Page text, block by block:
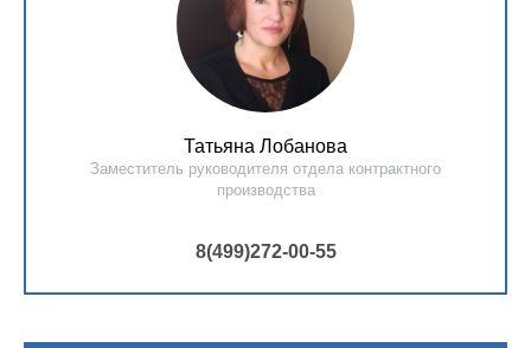
Татьяна Лобанова
Заместитель руководителя отдела контрактного
производства
8(499)272-00-55